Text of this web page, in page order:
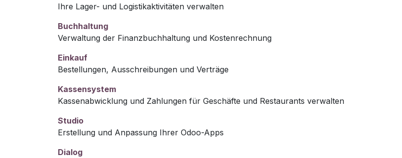
Ihre Lager- und Logistikaktivitäten verwalten
Buchhaltung
Verwaltung der Finanzbuchhaltung und Kostenrechnung
Einkauf
Bestellungen, Ausschreibungen und Verträge
Kassensystem
Kassenabwicklung und Zahlungen für Geschäfte und Restaurants verwalten
Studio
Erstellung und Anpassung Ihrer Odoo-Apps
Dialog